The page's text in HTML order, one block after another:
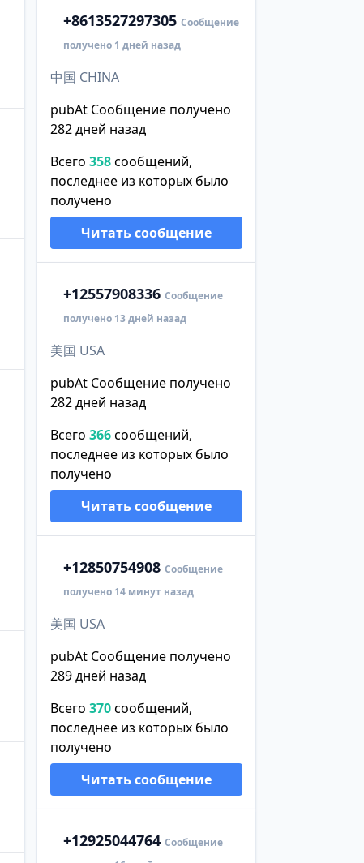
+8613527297305 Сообщение
получено 1 дней назад
中国 CHINA
pubAt Сообщение получено
282 дней назад
Всего 358сообщений,
последнее из которых было
получено
Читать сообщение
+12557908336 Сообщение
получено 13 дней назад
美国 USA
pubAt Сообщение получено
282 дней назад
Всего 366сообщений,
последнее из которых было
получено
Читать сообщение
+12850754908 Сообщение
получено 14 минут назад
美国 USA
pubAt Сообщение получено
289 дней назад
Всего 370сообщений,
последнее из которых было
получено
Читать сообщение
+12925044764 Сообщение